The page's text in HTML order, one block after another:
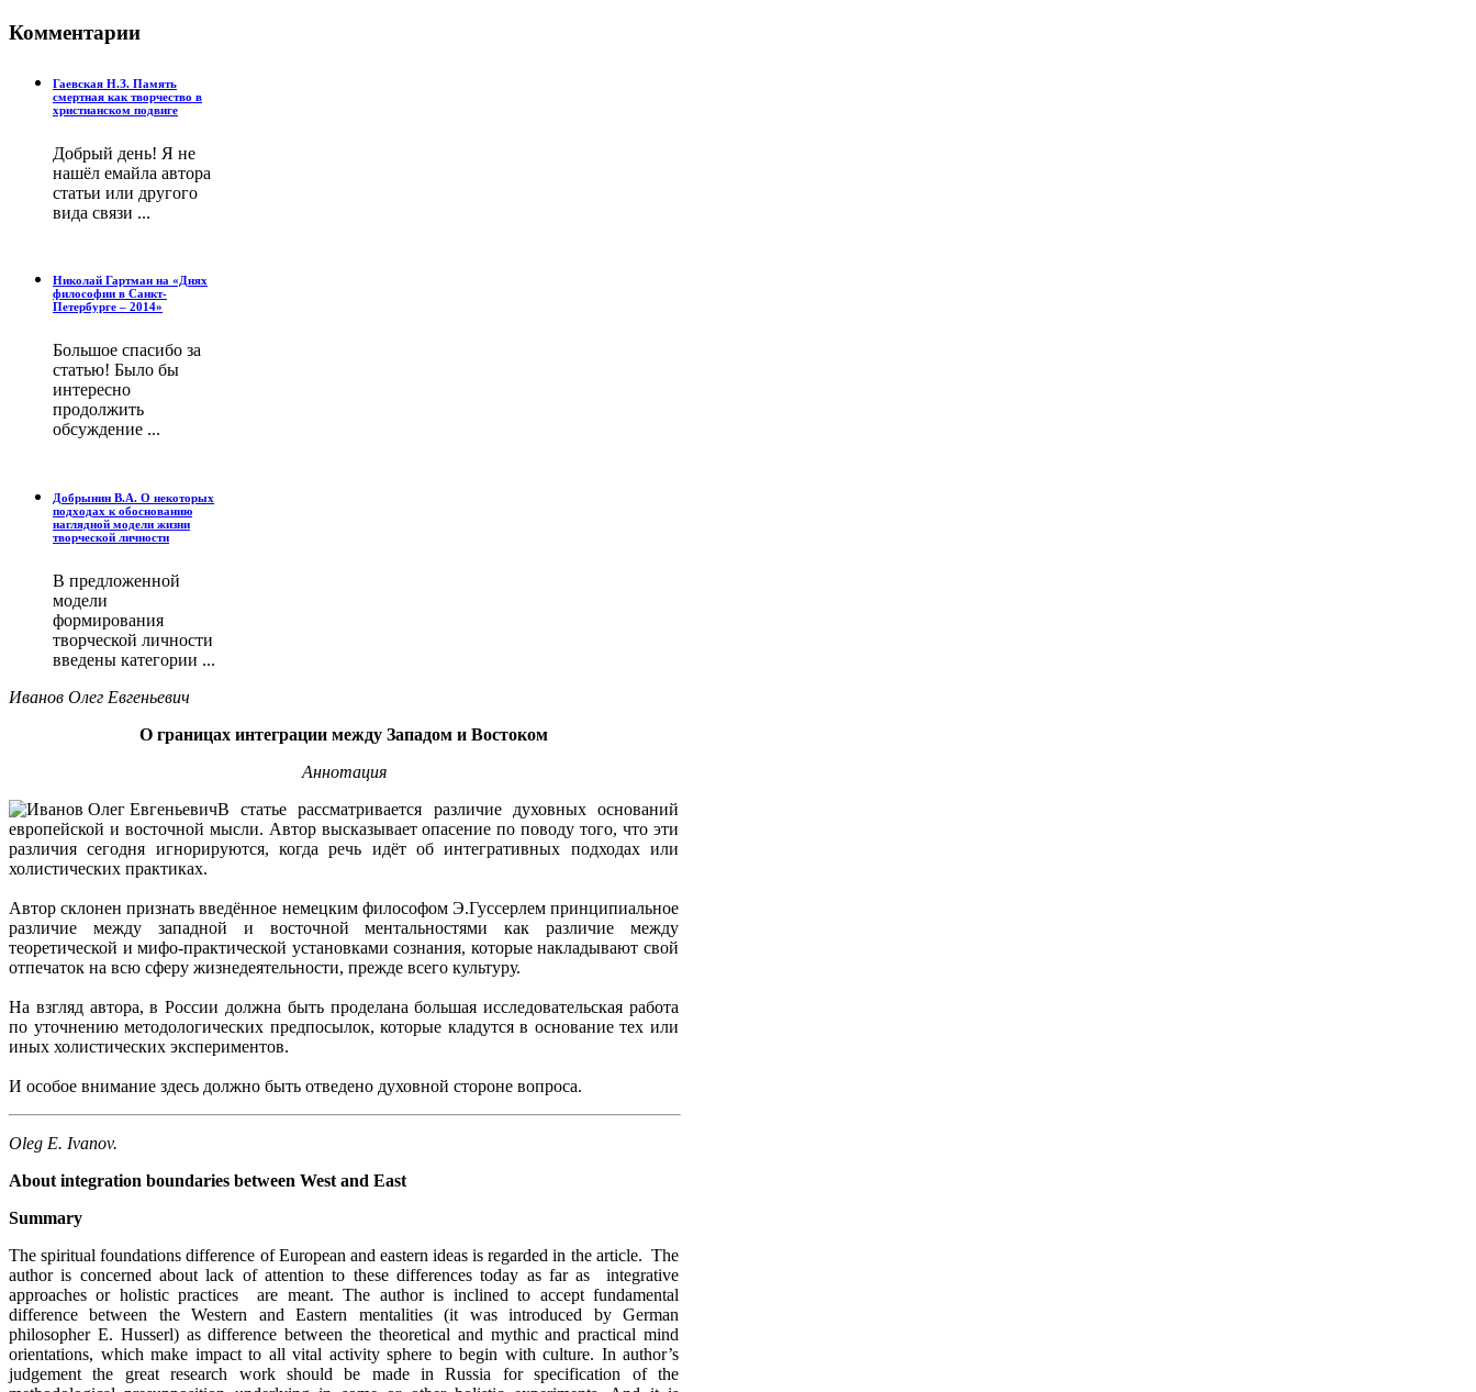
Комментарии
Гаевская Н.З. Память
смертная как творчество в
христианском подвиге
Добрый день! Я не
нашёл емайла автора
статьи или другого
вида связи ...
Николай Гартман на «Днях
философии в Санкт-
Петербурге – 2014»
Большое спасибо за
статью! Было бы
интересно
продолжить
обсуждение ...
Добрынин В.А. О некоторых
подходах к обоснованию
наглядной модели жизни
творческой личности
В предложенной
модели
формирования
творческой личности
введены категории ...
Иванов Олег Евгеньевич
О границах интеграции между Западом и Востоком
Аннотация
В статье рассматривается различие духовных оснований
европейской и восточной мысли. Автор высказывает опасение по поводу того, что эти
различия сегодня игнорируются, когда речь идёт об интегративных подходах или
холистических практиках.
Автор склонен признать введённое немецким философом Э.Гуссерлем принципиальное
различие между западной и восточной ментальностями как различие между
теоретической и мифо-практической установками сознания, которые накладывают свой
отпечаток на всю сферу жизнедеятельности, прежде всего культуру.
На взгляд автора, в России должна быть проделана большая исследовательская работа
по уточнению методологических предпосылок, которые кладутся в основание тех или
иных холистических экспериментов.
И особое внимание здесь должно быть отведено духовной стороне вопроса.
Oleg E. Ivanov.
About integration boundaries between West and East
Summary
The spiritual foundations difference of European and eastern ideas is regarded in the article. The
author is concerned about lack of attention to these differences today as far as integrative
approaches or holistic practices are meant. The author is inclined to accept fundamental
difference between the Western and Eastern mentalities (it was introduced by German
philosopher E. Husserl) as difference between the theoretical and mythic and practical mind
orientations, which make impact to all vital activity sphere to begin with culture. In author’s
judgement the great research work should be made in Russia for specification of the